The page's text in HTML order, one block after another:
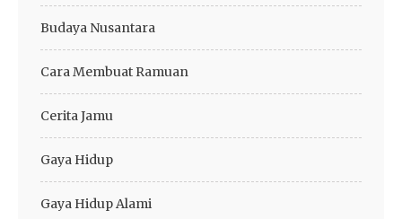
Budaya Nusantara
Cara Membuat Ramuan
Cerita Jamu
Gaya Hidup
Gaya Hidup Alami